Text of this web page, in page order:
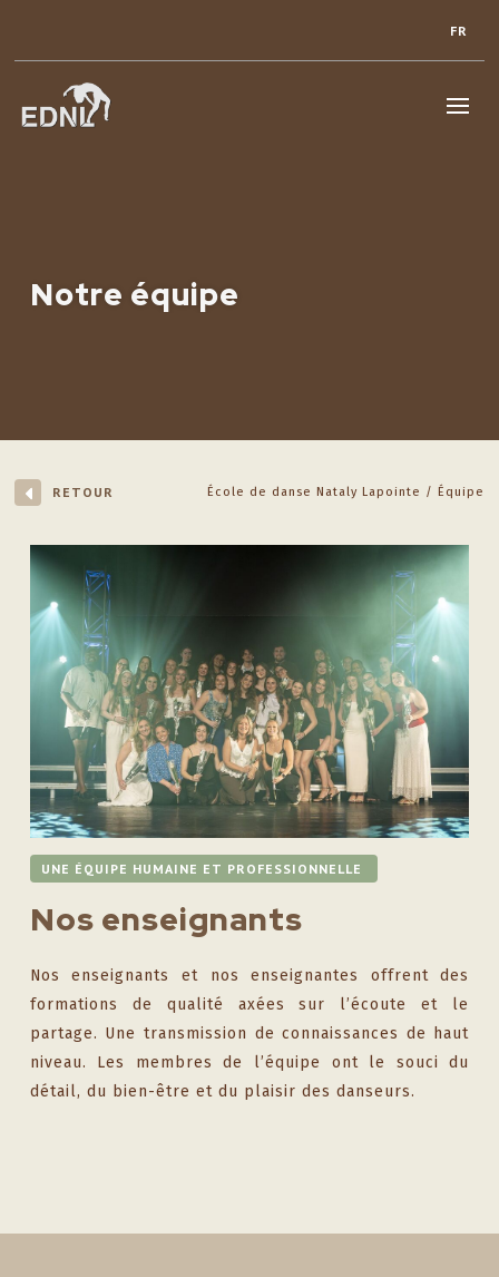
FR
Notre équipe
RETOUR École de danse Nataly Lapointe Équipe
UNE ÉQUIPE HUMAINE ET PROFESSIONNELLE
Nos enseignants
Nos enseignants et nos enseignantes offrent des
formations de qualité axées sur l’écoute et le
partage. Une transmission de connaissances de haut
niveau. Les membres de l’équipe ont le souci du
détail, du bien-être et du plaisir des danseurs.